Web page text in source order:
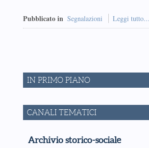
Pubblicato in Segnalazioni Leggi tutto...
IN PRIMO PIANO
CANALI TEMATICI
Archivio storico-sociale